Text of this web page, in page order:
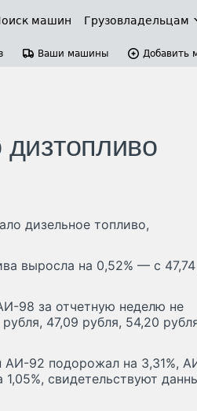
машин Грузовладельцам
Ваши машины Добавить
дизельное топливо,
выросла на 0,52% — с
98 за отчетную неделю не
47,09 рубля, 54,20
АИ-92 подорожал на 3,31%,
свидетельствуют